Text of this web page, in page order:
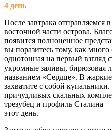
4 день
После завтрака отправляемся
восточной части острова.
появится полноценное
вы поразитесь тому, как
однотонная на первый взгляд
укромные заливы, бирюзовая
названием «Сердце». В
захватите с собой
причудливых скальных
трезубец и профиль Сталина –
этот день.